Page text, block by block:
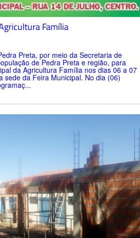
Família
Preta, por meio da Secretaria de
de Pedra Preta e região, para
da Agricultura Família nos dias 06 a 07
sede da Feira Municipal. No dia (06)